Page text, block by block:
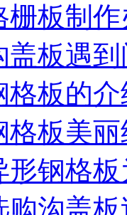
栅板制
盖板遇
格板的介
格板美
形钢格
购沟盖